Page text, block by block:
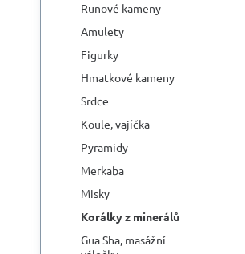
Runové kameny
Amulety
Figurky
Hmatkové kameny
Srdce
Koule, vajíčka
Pyramidy
Merkaba
Misky
Korálky z minerálů
Gua Sha, masážní